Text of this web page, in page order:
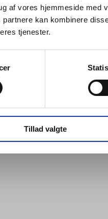
af vores hjemmeside med
kan kombinere
tjenester.
Tillad valgte
at handle
Privat Erhverv